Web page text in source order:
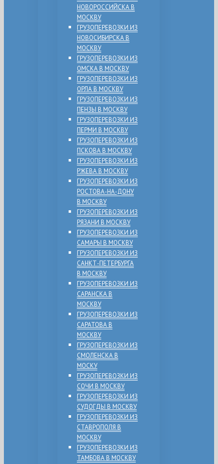
НОВОРОССИЙСКА В
МОСКВУ
ГРУЗОПЕРЕВОЗКИ ИЗ
НОВОСИБИРСКА В
МОСКВУ
ГРУЗОПЕРЕВОЗКИ ИЗ
ОМСКА В МОСКВУ
ГРУЗОПЕРЕВОЗКИ ИЗ
ОРЛА В МОСКВУ
ГРУЗОПЕРЕВОЗКИ ИЗ
ПЕНЗЫ В МОСКВУ
ГРУЗОПЕРЕВОЗКИ ИЗ
ПЕРМИ В МОСКВУ
ГРУЗОПЕРЕВОЗКИ ИЗ
ПСКОВА В МОСКВУ
ГРУЗОПЕРЕВОЗКИ ИЗ
РЖЕВА В МОСКВУ
ГРУЗОПЕРЕВОЗКИ ИЗ
РОСТОВА-НА-ДОНУ
В МОСКВУ
ГРУЗОПЕРЕВОЗКИ ИЗ
РЯЗАНИ В МОСКВУ
ГРУЗОПЕРЕВОЗКИ ИЗ
САМАРЫ В МОСКВУ
ГРУЗОПЕРЕВОЗКИ ИЗ
САНКТ-ПЕТЕРБУРГА
В МОСКВУ
ГРУЗОПЕРЕВОЗКИ ИЗ
САРАНСКА В
МОСКВУ
ГРУЗОПЕРЕВОЗКИ ИЗ
САРАТОВА В
МОСКВУ
ГРУЗОПЕРЕВОЗКИ ИЗ
СМОЛЕНСКА В
МОСКУ
ГРУЗОПЕРЕВОЗКИ ИЗ
СОЧИ В МОСКВУ
ГРУЗОПЕРЕВОЗКИ ИЗ
СУДОГДЫ В МОСКВУ
ГРУЗОПЕРЕВОЗКИ ИЗ
СТАВРОПОЛЯ В
МОСКВУ
ГРУЗОПЕРЕВОЗКИ ИЗ
ТАМБОВА В МОСКВУ